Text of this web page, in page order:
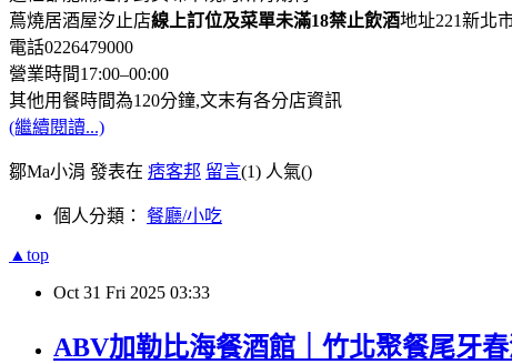
蔦燒居酒屋汐止店線上訂位及菜單未滿18禁止飲酒地址221新北
電話0226479000
營業時間17:00–00:00
其他用餐時間為120分鐘,文末有各分店資訊
(繼續閱讀...)
鄒Ma小涓 發表在 痞客邦 留言(1) 人氣()
個人分類： 餐廳/小吃
▲top
Oct 31 Fri 2025 03:33
ABV加勒比海餐酒館｜竹北聚餐尾牙